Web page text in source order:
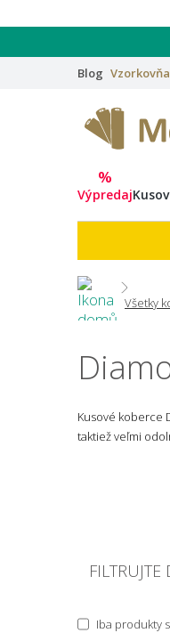
Blog Vzorkovňa
%
Výpredaj
Všetky
Kusové koberce
taktiež veľmi
Iba produkty